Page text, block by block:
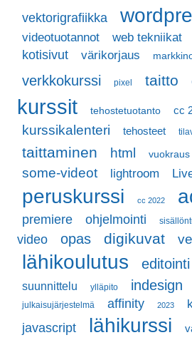
vektorigrafiikka
videotuotannot web tekniikat
kotisivut värikorjaus
verkkokurssi pixel taitto
kurssit
tehostetuotanto cc
kurssikalenteri tehosteet
taittaminen html vuokraus
some-videot lightroom
peruskurssi cc 2022
premiere ohjelmointi
video
opas digikuvat
lähikoulutus editointi
suunnittelu ylläpito indesign
julkaisujärjestelmä affinity 2023
javascript lähikurssi